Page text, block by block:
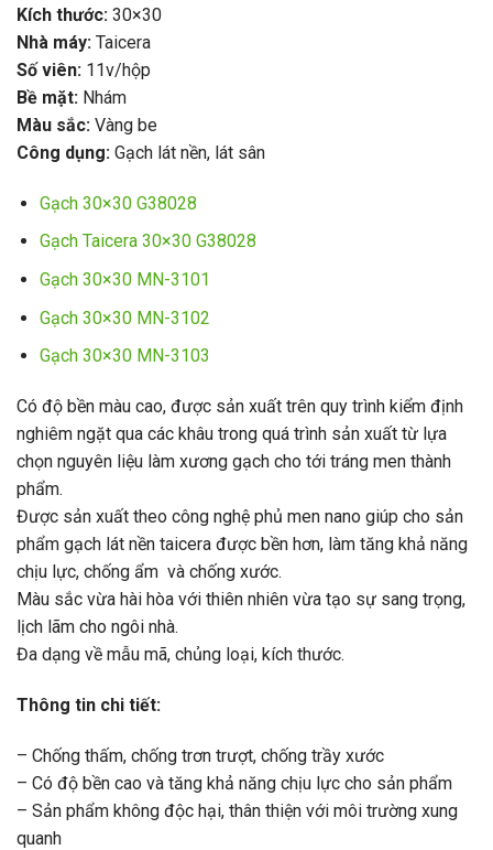
Kích thước: 30×30
Nhà máy: Taicera
Số viên: 11v/hộp
Bề mặt: Nhám
Màu sắc: Vàng be
Công dụng: Gạch lát nền, lát sân
Gạch 30×30 G38028
Gạch Taicera 30×30 G38028
Gạch 30×30 MN-3101
Gạch 30×30 MN-3102
Gạch 30×30 MN-3103
Có độ bền màu cao, được sản xuất trên quy trình kiểm định
nghiêm ngặt qua các khâu trong quá trình sản xuất từ lựa
chọn nguyên liệu làm xương gạch cho tới tráng men thành
phẩm.
Được sản xuất theo công nghệ phủ men nano giúp cho sản
phẩm gạch lát nền taicera được bền hơn, làm tăng khả năng
chịu lực, chống ẩm và chống xước.
Màu sắc vừa hài hòa với thiên nhiên vừa tạo sự sang trọng,
lịch lãm cho ngôi nhà.
Đa dạng về mẫu mã, chủng loại, kích thước.
Thông tin chi tiết:
– Chống thấm, chống trơn trượt, chống trầy xước
– Có độ bền cao và tăng khả năng chịu lực cho sản phẩm
– Sản phẩm không độc hại, thân thiện với môi trường xung
quanh